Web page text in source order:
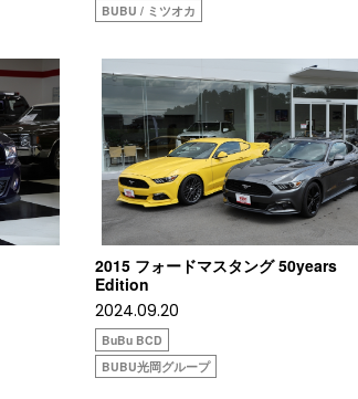
BUBU / ミツオカ
2015 フォードマスタング 50years
Edition
2024.09.20
BuBu BCD
BUBU光岡グループ